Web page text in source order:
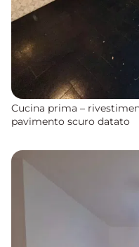
Cucina prima –
pavimento scuro datato